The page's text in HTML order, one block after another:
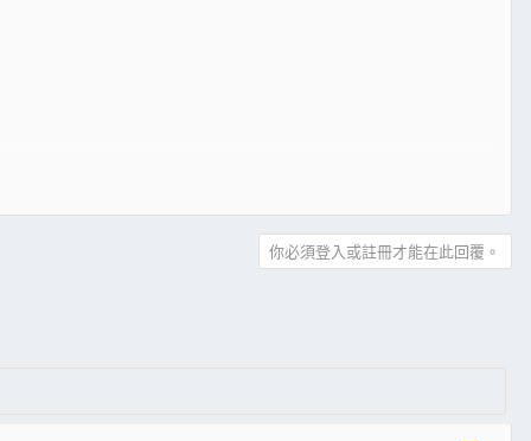
你必須登入或註冊才能在此回覆。